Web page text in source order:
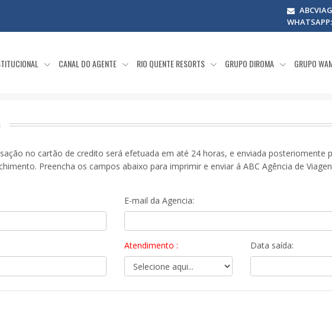
CANAL DO AGENTE RIO QUENTE RESORTS GRUPO DIROMA GRUPO
no cartão de credito será efetuada em até 24 horas, e enviada posteriomente
Preencha os campos abaixo para imprimir e enviar á ABC Agência de
E-mail da Agencia:
Atendimento : Data saída: